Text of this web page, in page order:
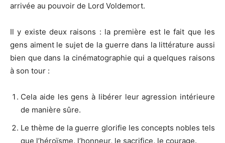
arrivée au pouvoir de Lord Voldemort.
Il y existe deux raisons : la première est le fait que les
gens aiment le sujet de la guerre dans la littérature aussi
bien que dans la cinématographie qui a quelques raisons
à son tour :
Cela aide les gens à libérer leur agression intérieure
de manière sûre.
Le thème de la guerre glorifie les concepts nobles tels
que l’héroïsme, l’honneur, le sacrifice, le courage.